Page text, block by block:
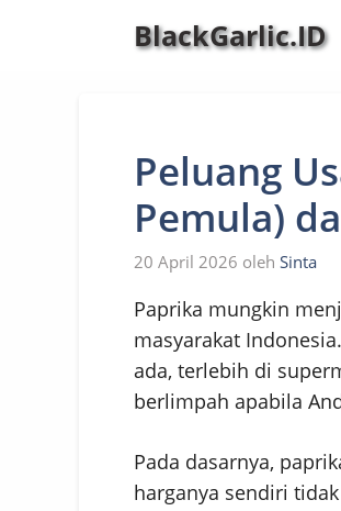
BlackGarlic.ID
Peluang
Pemula)
20 April 2026 oleh Sinta
Paprika mungkin
masyarakat
ada, terlebih di
berlimpah apabila
Pada dasarnya,
harganya sendiri